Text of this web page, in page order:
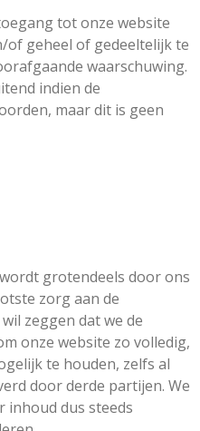
tot onze website
of geheel of gedeeltelijk te
waarschuwing.
indien de
maar dit is geen
grotendeels door ons
zorg aan de
zeggen dat we de
onze website zo volledig,
te houden, zelfs al
door derde partijen. We
inhoud dus steeds